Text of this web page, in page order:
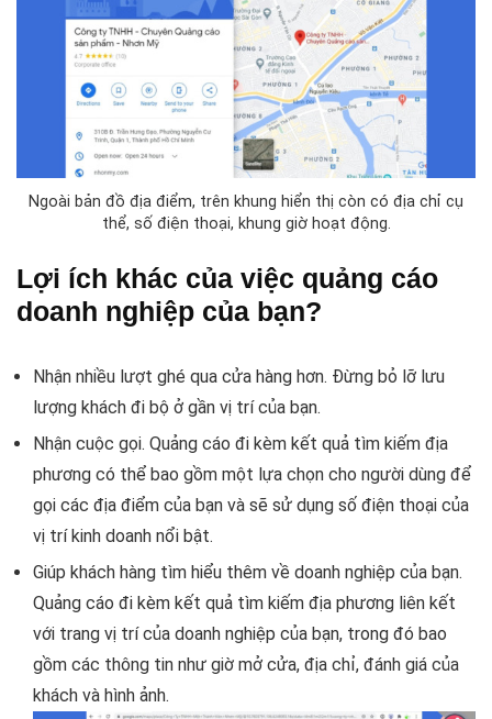
Ngoài bản đồ địa điểm, trên khung hiển thị còn có địa chỉ cụ
thể, số điện thoại, khung giờ hoạt động.
Lợi ích khác của việc quảng cáo
doanh nghiệp của bạn?
Nhận nhiều lượt ghé qua cửa hàng hơn. Đừng bỏ lỡ lưu
lượng khách đi bộ ở gần vị trí của bạn.
Nhận cuộc gọi. Quảng cáo đi kèm kết quả tìm kiếm địa
phương có thể bao gồm một lựa chọn cho người dùng để
gọi các địa điểm của bạn và sẽ sử dụng số điện thoại của
vị trí kinh doanh nổi bật.
Giúp khách hàng tìm hiểu thêm về doanh nghiệp của bạn.
Quảng cáo đi kèm kết quả tìm kiếm địa phương liên kết
với trang vị trí của doanh nghiệp của bạn, trong đó bao
gồm các thông tin như giờ mở cửa, địa chỉ, đánh giá của
khách và hình ảnh.